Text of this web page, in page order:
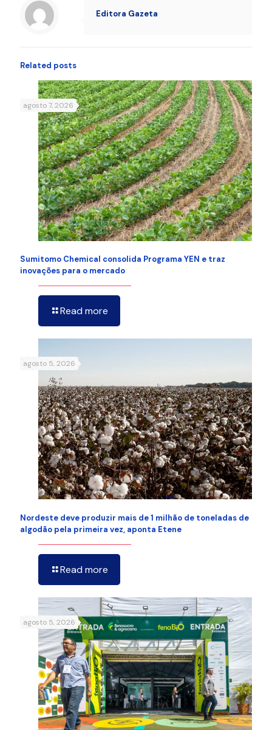
Editora Gazeta
Related posts
agosto 7, 2026
Sumitomo Chemical consolida Programa YEN e traz
inovações para o mercado
Read more
agosto 5, 2026
Nordeste deve produzir mais de 1 milhão de toneladas de
algodão pela primeira vez, aponta Etene
Read more
agosto 5, 2026